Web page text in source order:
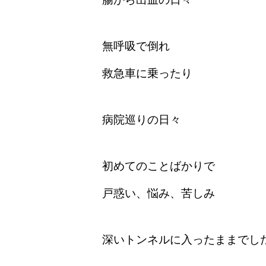
無呼吸で倒れ
救急車に乗ったり
病院巡りの日々
初めてのことばかりで
戸惑い、悩み、苦しみ
深いトンネルに入ったままでし